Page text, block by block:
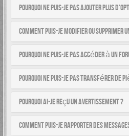
Pourquoi ne puis-je pas ajouter plus
Comment puis-je modifier ou supprimer
Pourquoi ne puis-je pas accéder à un
Pourquoi ne puis-je pas transférer de
Pourquoi ai-je reçu un avertissement ?
Comment puis-je rapporter des